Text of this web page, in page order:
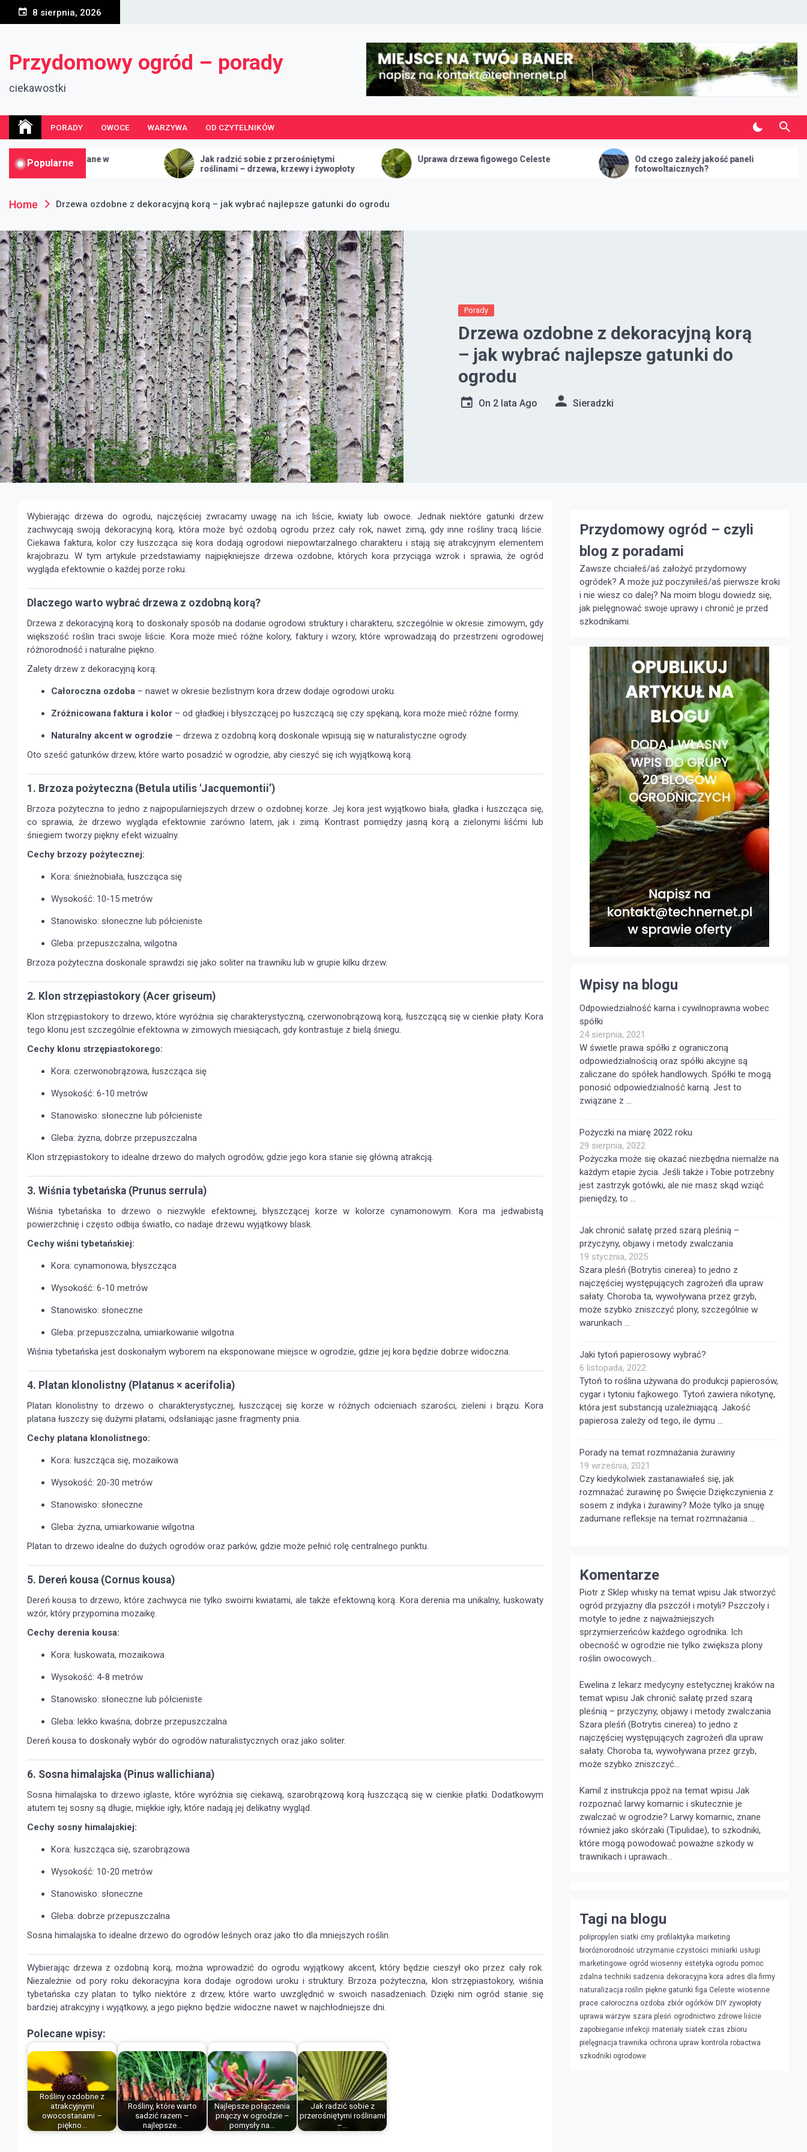
8 sierpnia, 2026
Przydomowy ogród – porady
ciekawostki
PORADY OWOCE WARZYWA OD CZYTELNIKÓW
Popularne
w
Jak radzić sobie z przerośniętymi
roślinami – drzewa, krzewy i żywopłoty
Uprawa drzewa figowego Celeste
Od czego zależy jakość paneli
fotowoltaicznych?
Home Drzewa ozdobne z dekoracyjną korą – jak wybrać najlepsze gatunki do ogrodu
Porady
Drzewa ozdobne z dekoracyjną korą
– jak wybrać najlepsze gatunki do
ogrodu
On 2 lata Ago Sieradzki
Wybierając drzewa do ogrodu, najczęściej zwracamy uwagę na ich liście, kwiaty lub owoce. Jednak niektóre gatunki drzew
zachwycają swoją dekoracyjną korą, która może być ozdobą ogrodu przez cały rok, nawet zimą, gdy inne rośliny tracą liście.
Ciekawa faktura, kolor czy łuszcząca się kora dodają ogrodowi niepowtarzalnego charakteru i stają się atrakcyjnym elementem
krajobrazu. W tym artykule przedstawiamy najpiękniejsze drzewa ozdobne, których kora przyciąga wzrok i sprawia, że ogród
wygląda efektownie o każdej porze roku.
Dlaczego warto wybrać drzewa z ozdobną korą?
Drzewa z dekoracyjną korą to doskonały sposób na dodanie ogrodowi struktury i charakteru, szczególnie w okresie zimowym, gdy
większość roślin traci swoje liście. Kora może mieć różne kolory, faktury i wzory, które wprowadzają do przestrzeni ogrodowej
różnorodność i naturalne piękno.
Zalety drzew z dekoracyjną korą:
Całoroczna ozdoba – nawet w okresie bezlistnym kora drzew dodaje ogrodowi uroku.
Zróżnicowana faktura i kolor – od gładkiej i błyszczącej po łuszczącą się czy spękaną, kora może mieć różne formy.
Naturalny akcent w ogrodzie – drzewa z ozdobną korą doskonale wpisują się w naturalistyczne ogrody.
Oto sześć gatunków drzew, które warto posadzić w ogrodzie, aby cieszyć się ich wyjątkową korą.
1. Brzoza pożyteczna (Betula utilis 'Jacquemontii’)
Brzoza pożyteczna to jedno z najpopularniejszych drzew o ozdobnej korze. Jej kora jest wyjątkowo biała, gładka i łuszcząca się,
co sprawia, że drzewo wygląda efektownie zarówno latem, jak i zimą. Kontrast pomiędzy jasną korą a zielonymi liśćmi lub
śniegiem tworzy piękny efekt wizualny.
Cechy brzozy pożytecznej:
Kora: śnieżnobiała, łuszcząca się
Wysokość: 10-15 metrów
Stanowisko: słoneczne lub półcieniste
Gleba: przepuszczalna, wilgotna
Brzoza pożyteczna doskonale sprawdzi się jako soliter na trawniku lub w grupie kilku drzew.
2. Klon strzępiastokory (Acer griseum)
Klon strzępiastokory to drzewo, które wyróżnia się charakterystyczną, czerwonobrązową korą, łuszczącą się w cienkie płaty. Kora
tego klonu jest szczególnie efektowna w zimowych miesiącach, gdy kontrastuje z bielą śniegu.
Cechy klonu strzępiastokorego:
Kora: czerwonobrązowa, łuszcząca się
Wysokość: 6-10 metrów
Stanowisko: słoneczne lub półcieniste
Gleba: żyzna, dobrze przepuszczalna
Klon strzępiastokory to idealne drzewo do małych ogrodów, gdzie jego kora stanie się główną atrakcją.
3. Wiśnia tybetańska (Prunus serrula)
Wiśnia tybetańska to drzewo o niezwykle efektownej, błyszczącej korze w kolorze cynamonowym. Kora ma jedwabistą
powierzchnię i często odbija światło, co nadaje drzewu wyjątkowy blask.
Cechy wiśni tybetańskiej:
Kora: cynamonowa, błyszcząca
Wysokość: 6-10 metrów
Stanowisko: słoneczne
Gleba: przepuszczalna, umiarkowanie wilgotna
Wiśnia tybetańska jest doskonałym wyborem na eksponowane miejsce w ogrodzie, gdzie jej kora będzie dobrze widoczna.
4. Platan klonolistny (Platanus × acerifolia)
Platan klonolistny to drzewo o charakterystycznej, łuszczącej się korze w różnych odcieniach szarości, zieleni i brązu. Kora
platana łuszczy się dużymi płatami, odsłaniając jasne fragmenty pnia.
Cechy platana klonolistnego:
Kora: łuszcząca się, mozaikowa
Wysokość: 20-30 metrów
Stanowisko: słoneczne
Gleba: żyzna, umiarkowanie wilgotna
Platan to drzewo idealne do dużych ogrodów oraz parków, gdzie może pełnić rolę centralnego punktu.
5. Dereń kousa (Cornus kousa)
Dereń kousa to drzewo, które zachwyca nie tylko swoimi kwiatami, ale także efektowną korą. Kora derenia ma unikalny, łuskowaty
wzór, który przypomina mozaikę.
Cechy derenia kousa:
Kora: łuskowata, mozaikowa
Wysokość: 4-8 metrów
Stanowisko: słoneczne lub półcieniste
Gleba: lekko kwaśna, dobrze przepuszczalna
Dereń kousa to doskonały wybór do ogrodów naturalistycznych oraz jako soliter.
6. Sosna himalajska (Pinus wallichiana)
Sosna himalajska to drzewo iglaste, które wyróżnia się ciekawą, szarobrązową korą łuszczącą się w cienkie płatki. Dodatkowym
atutem tej sosny są długie, miękkie igły, które nadają jej delikatny wygląd.
Cechy sosny himalajskiej:
Kora: łuszcząca się, szarobrązowa
Wysokość: 10-20 metrów
Stanowisko: słoneczne
Gleba: dobrze przepuszczalna
Sosna himalajska to idealne drzewo do ogrodów leśnych oraz jako tło dla mniejszych roślin.
Wybierając drzewa z ozdobną korą, można wprowadzić do ogrodu wyjątkowy akcent, który będzie cieszył oko przez cały rok.
Niezależnie od pory roku dekoracyjna kora dodaje ogrodowi uroku i struktury. Brzoza pożyteczna, klon strzępiastokory, wiśnia
tybetańska czy platan to tylko niektóre z drzew, które warto uwzględnić w swoich nasadzeniach. Dzięki nim ogród stanie się
bardziej atrakcyjny i wyjątkowy, a jego piękno będzie widoczne nawet w najchłodniejsze dni.
Polecane wpisy:
Rośliny ozdobne z
atrakcyjnymi
owocostanami –
piękno…
Rośliny, które warto
sadzić razem –
najlepsze…
Najlepsze połączenia
pnączy w ogrodzie –
pomysły na…
Jak radzić sobie z
przerośniętymi roślinami
–…
Przydomowy ogród – czyli
blog z poradami
Zawsze chciałeś/aś założyć przydomowy
ogródek? A może już poczyniłeś/aś pierwsze kroki
i nie wiesz co dalej? Na moim blogu dowiedz się,
jak pielęgnować swoje uprawy i chronić je przed
szkodnikami.
Wpisy na blogu
Odpowiedzialność karna i cywilnoprawna wobec
spółki
24 sierpnia, 2021
W świetle prawa spółki z ograniczoną
odpowiedzialnością oraz spółki akcyjne są
zaliczane do spółek handlowych. Spółki te mogą
ponosić odpowiedzialność karną. Jest to
związane z …
Pożyczki na miarę 2022 roku
29 sierpnia, 2022
Pożyczka może się okazać niezbędna niemalże na
każdym etapie życia. Jeśli także i Tobie potrzebny
jest zastrzyk gotówki, ale nie masz skąd wziąć
pieniędzy, to …
Jak chronić sałatę przed szarą pleśnią –
przyczyny, objawy i metody zwalczania
19 stycznia, 2025
Szara pleśń (Botrytis cinerea) to jedno z
najczęściej występujących zagrożeń dla upraw
sałaty. Choroba ta, wywoływana przez grzyb,
może szybko zniszczyć plony, szczególnie w
warunkach …
Jaki tytoń papierosowy wybrać?
6 listopada, 2022
Tytoń to roślina używana do produkcji papierosów,
cygar i tytoniu fajkowego. Tytoń zawiera nikotynę,
która jest substancją uzależniającą. Jakość
papierosa zależy od tego, ile dymu …
Porady na temat rozmnażania żurawiny
19 września, 2021
Czy kiedykolwiek zastanawiałeś się, jak
rozmnażać żurawinę po Święcie Dziękczynienia z
sosem z indyka i żurawiny? Może tylko ja snuję
zadumane refleksje na temat rozmnażania …
Komentarze
Piotr z Sklep whiskyna temat wpisu Jak stworzyć
ogród przyjazny dla pszczół i motyli? Pszczoły i
motyle to jedne z najważniejszych
sprzymierzeńców każdego ogrodnika. Ich
obecność w ogrodzie nie tylko zwiększa plony
roślin owocowych...
Ewelina z lekarz medycyny estetycznej krakówna
temat wpisu Jak chronić sałatę przed szarą
pleśnią – przyczyny, objawy i metody zwalczania
Szara pleśń (Botrytis cinerea) to jedno z
najczęściej występujących zagrożeń dla upraw
sałaty. Choroba ta, wywoływana przez grzyb,
może szybko zniszczyć...
Kamil z instrukcja ppożna temat wpisu Jak
rozpoznać larwy komarnic i skutecznie je
zwalczać w ogrodzie? Larwy komarnic, znane
również jako skórzaki (Tipulidae), to szkodniki,
które mogą powodować poważne szkody w
trawnikach i uprawach...
Tagi na blogu
polipropylen siatki ćmy profilaktyka marketing
bioróżnorodność utrzymanie czystości miniarki usługi
marketingowe ogród wiosenny estetyka ogrodu pomoc
zdalna techniki sadzenia dekoracyjna kora adres dla firmy
naturalizacja roślin piękne gatunki figa Celeste wiosenne
prace całoroczna ozdoba zbiór ogórków DIY żywopłoty
uprawa warzyw szara pleśń ogrodnictwo zdrowe liście
zapobieganie infekcji materiały siatek czas zbioru
pielęgnacja trawnika ochrona upraw kontrola robactwa
szkodniki ogrodowe